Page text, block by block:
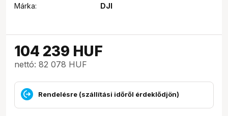
Márka:
DJI
104 239 HUF
nettó: 82 078 HUF
Rendelésre (szállítási időről érdeklődjön)